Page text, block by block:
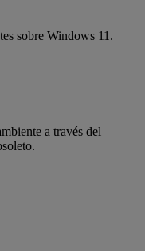
sobre Windows 11.
a través del